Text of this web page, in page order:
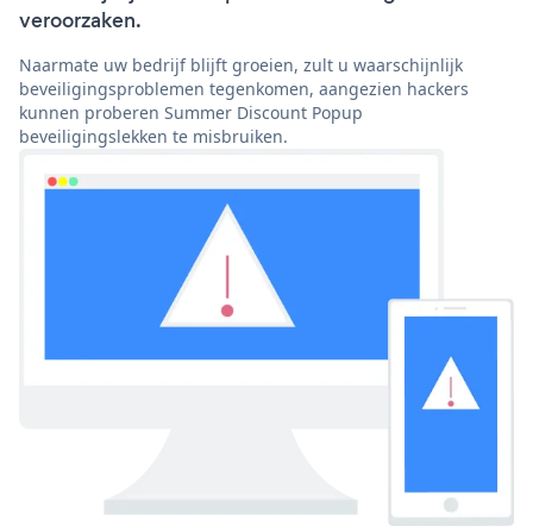
veroorzaken.
Naarmate uw bedrijf blijft groeien, zult u waarschijnlijk
beveiligingsproblemen tegenkomen, aangezien hackers
kunnen proberen Summer Discount Popup
beveiligingslekken te misbruiken.